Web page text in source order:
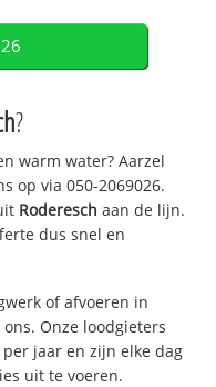
?
warm water? Aarzel
op via 050-2069026.
Roderesch aan de lijn.
dus snel en
of afvoeren in
Onze loodgieters
jaar en zijn elke dag
uit te voeren.